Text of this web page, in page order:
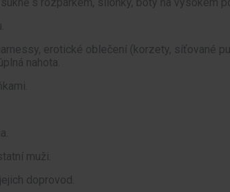
erotické oblečení (korzety, síťované
nahota.
muži.
doprovod.